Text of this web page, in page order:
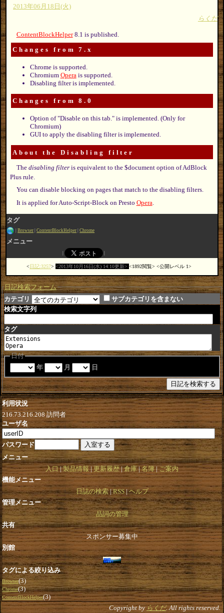
2013年06月18日(火)
らくだ
ContentBlockHelper8.1 is published.
Changes from 7.x
Chrome is supported.
Chromium Opera is supported.
Disabling filter is implemented.
Changes from 8.0
Option of "Disable on this tab." is implemented. (Only for
Chromium)
GUI to apply the disabling filter is implemented.
About the Disabling filter
The disabling filteris equivalent to the $document option of AdBlock
Plus rule.
You can disable blocking on pages that match to the disabling filters.
It is applied for Auto-Script-Block on Presto Opera
タグ
Browser ContentBlockHelper Chrome
メニュー
日記:3257 2013年10月16日(水) 14:10更新 1892閲覧 公開レベル 1
日記検索フォーム
カテゴリ
サブカテゴリを含まない
検索文字列
タグ
日付
年
月 日
利用状況
216.73.216.208訪問者
ユーザ名
パスワード
メニュー
入口 製品情報 更新履歴 倉庫 名簿 ご案内
機能メニュー
日誌の検索 RSS ヘルプ
管理メニュー
品詞の管理
共有
スポンサー募集中
別館
タグによる絞り込み
Browser(3)
Chrome(3)
ContentBlockHelper(3)
Copyright byらくだ. All rights reserved.